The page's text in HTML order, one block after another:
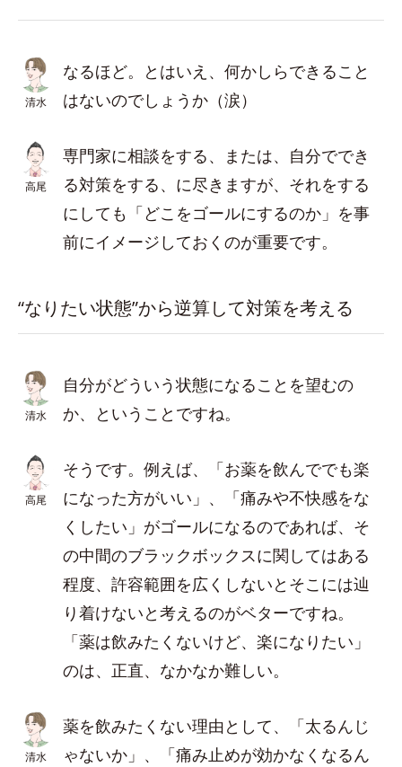
清水
なるほど。とはいえ、何かしらできること
はないのでしょうか（涙）
高尾
専門家に相談をする、または、自分ででき
る対策をする、に尽きますが、それをする
にしても「どこをゴールにするのか」を事
前にイメージしておくのが重要です。
“なりたい状態”から逆算して対策を考える
清水
自分がどういう状態になることを望むの
か、ということですね。
高尾
そうです。例えば、「お薬を飲んででも楽
になった方がいい」、「痛みや不快感をな
くしたい」がゴールになるのであれば、そ
の中間のブラックボックスに関してはある
程度、許容範囲を広くしないとそこには辿
り着けないと考えるのがベターですね。
「薬は飲みたくないけど、楽になりたい」
のは、正直、なかなか難しい。
清水
薬を飲みたくない理由として、「太るんじ
ゃないか」、「痛み止めが効かなくなるん